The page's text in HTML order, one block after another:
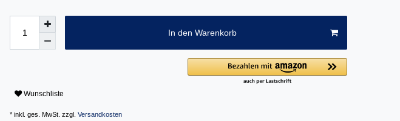
In den Warenkorb
Wunschliste
* inkl. ges. MwSt. zzgl. Versandkosten